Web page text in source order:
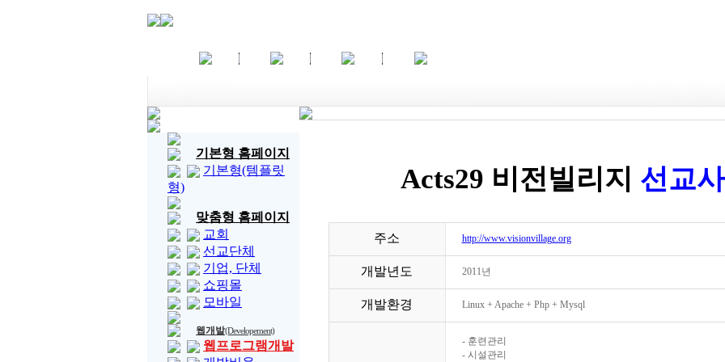
기본형 홈페이지
기본형(템플릿
형)
맞춤형 홈페이지
교회
선교단체
기업, 단체
쇼핑몰
모바일
웹개발(Developement)
웹프로그램개발
Acts29 비전빌리지 선교
주소 http://www.visionvillage.org
개발년도 2011년
개발환경 Linux + Apache + Php + Mysql
- 훈련관리
- 시설관리